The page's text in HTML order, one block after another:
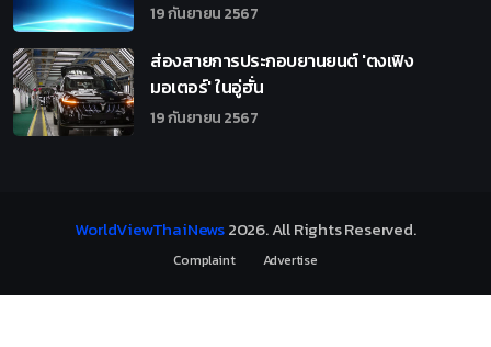
19 กันยายน 2567
ส่องสายการประกอบยานยนต์ 'ตงเฟิง
มอเตอร์' ในอู่ฮั่น
19 กันยายน 2567
WorldViewThaiNews2026. All Rights Reserved.
Complaint Advertise